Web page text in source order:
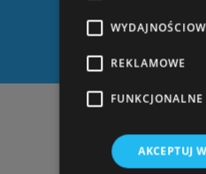
ZAŁÓŻ
STUDIO ATRIUM
REKLAMOWE
FUNKCJONALNE
AKCEPTUJ